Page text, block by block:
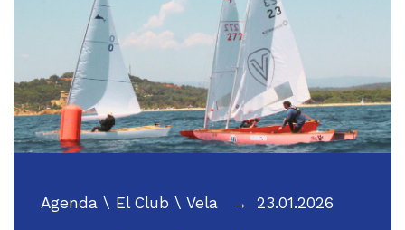
Agenda \ El Club \ Vela 23.01.2026